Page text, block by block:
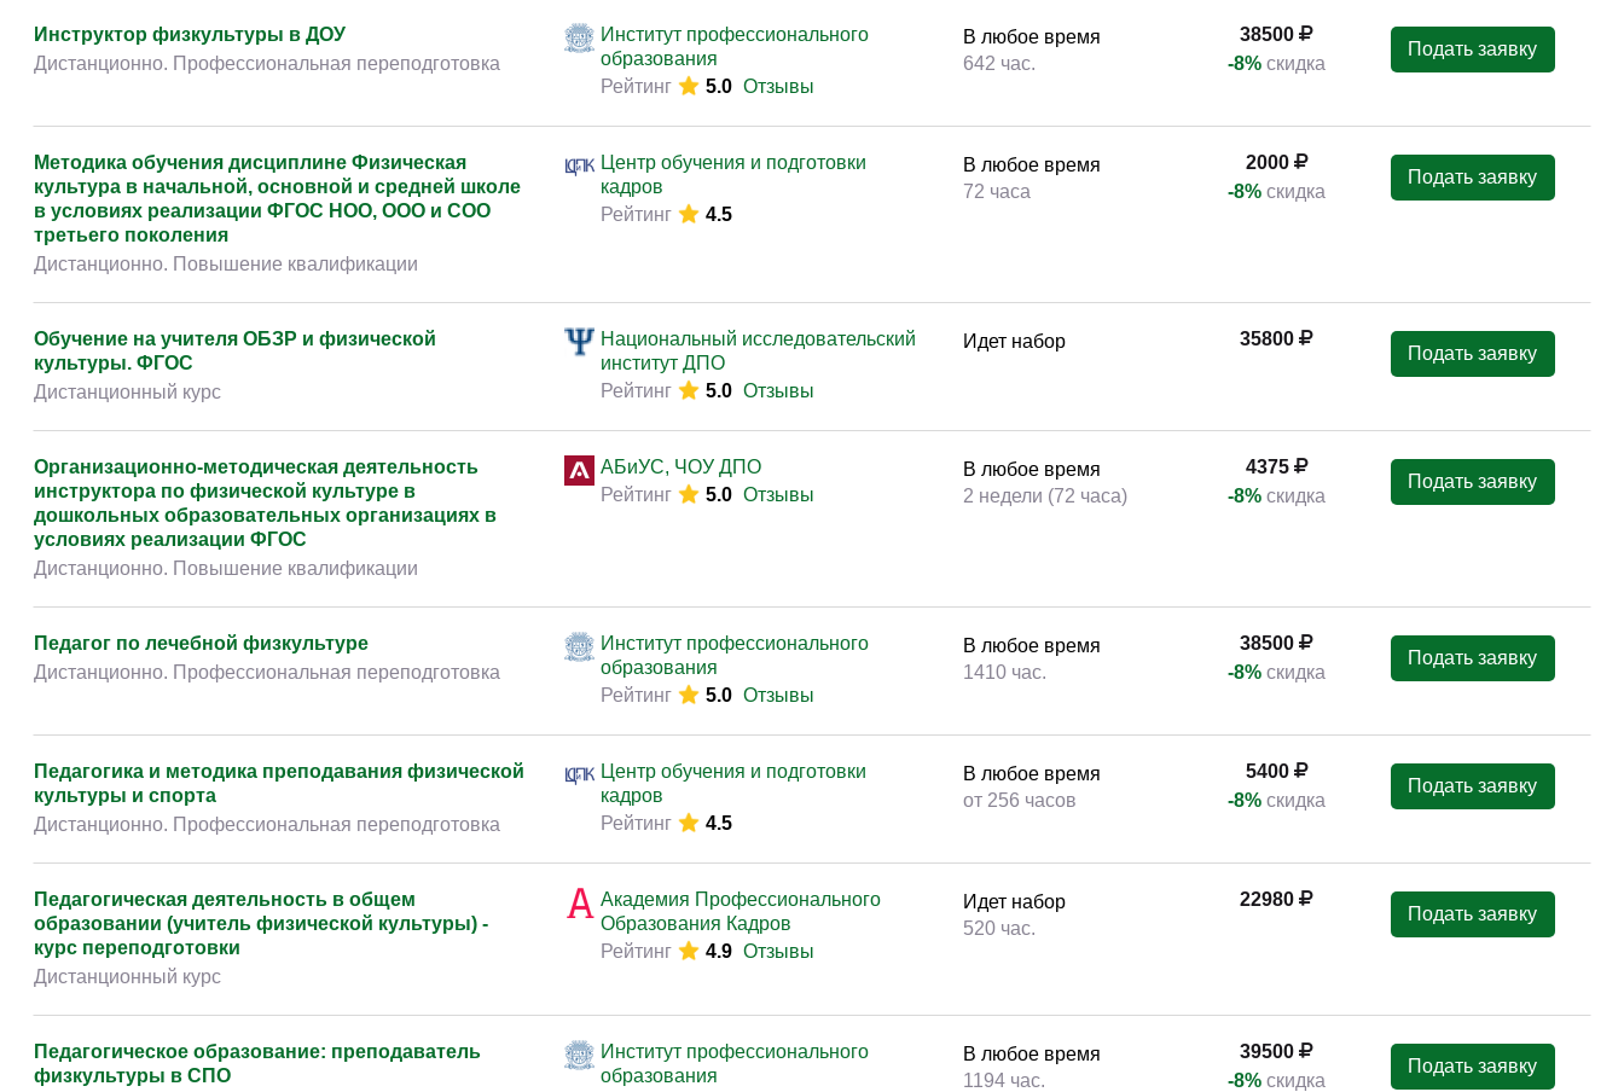
Детские / подростковые
Прочее (2862)
w ... (233)
Логистика и снабжение (250)
ВЭД / таможня (113)
Делопроизводство / секретариат / АХО (131)
Безопасность (205)
Тренинги для тренеров
Инструктор физкультуры в ДОУ
Дистанционно. Профессиональная переподготовка
Институт профессионального
образования
Рейтинг
5.0 Отзывы
В любое время
642 час.
38500
-8% скидка
Подать заявку
Методика обучения дисциплине Физическая
культура в начальной, основной и средней школе
в условиях реализации ФГОС НОО, ООО и СОО
третьего поколения
Дистанционно. Повышение квалификации
Центр обучения и подготовки
кадров
Рейтинг
4.5
В любое время
72 часа
2000
-8% скидка
Подать заявку
Обучение на учителя ОБЗР и физической
культуры. ФГОС
Дистанционный курс
Национальный исследовательский
институт ДПО
Рейтинг
5.0 Отзывы
Идет набор 35800
Подать заявку
Организационно-методическая деятельность
инструктора по физической культуре в
дошкольных образовательных организациях в
условиях реализации ФГОС
Дистанционно. Повышение квалификации
АБиУС, ЧОУ ДПО
Рейтинг
5.0 Отзывы
В любое время
2 недели (72 часа)
4375
-8% скидка
Подать заявку
Педагог по лечебной физкультуре
Дистанционно. Профессиональная переподготовка
Институт профессионального
образования
Рейтинг
5.0 Отзывы
В любое время
1410 час.
38500
-8% скидка
Подать заявку
Педагогика и методика преподавания физической
культуры и спорта
Дистанционно. Профессиональная переподготовка
Центр обучения и подготовки
кадров
Рейтинг
4.5
В любое время
от 256 часов
5400
-8% скидка
Подать заявку
Педагогическая деятельность в общем
образовании (учитель физической культуры) -
курс переподготовки
Дистанционный курс
Академия Профессионального
Образования Кадров
Рейтинг
4.9 Отзывы
Идет набор
520 час.
22980
Подать заявку
Педагогическое образование: преподаватель
физкультуры в СПО
Институт профессионального
образования
В любое время
1194 час.
39500
-8% скидка
Подать заявку